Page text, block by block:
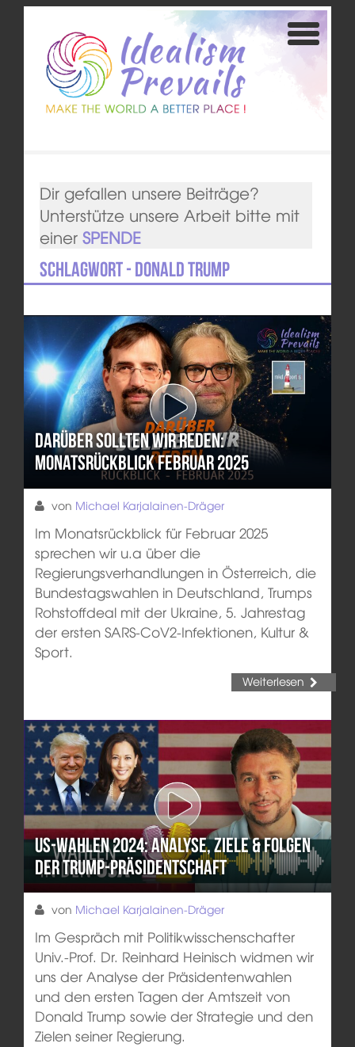
Dir gefallen unsere Beiträge?
Unterstütze unsere Arbeit bitte mit
einer SPENDE
Schlagwort - Donald Trump
Darüber sollten wir reden:
Monatsrückblick Februar 2025
von Michael Karjalainen-Dräger
Im Monatsrückblick für Februar 2025
sprechen wir u.a über die
Regierungsverhandlungen in Österreich, die
Bundestagswahlen in Deutschland, Trumps
Rohstoffdeal mit der Ukraine, 5. Jahrestag
der ersten SARS-CoV2-Infektionen, Kultur &
Sport.
Weiterlesen
US-Wahlen 2024: Analyse, Ziele & Folgen
der Trump-Präsidentschaft
von Michael Karjalainen-Dräger
Im Gespräch mit Politikwisschenschafter
Univ.-Prof. Dr. Reinhard Heinisch widmen wir
uns der Analyse der Präsidentenwahlen
und den ersten Tagen der Amtszeit von
Donald Trump sowie der Strategie und den
Zielen seiner Regierung.